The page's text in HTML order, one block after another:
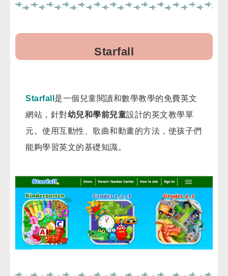
Starfall
Starfall 是一個兒童閱讀和數學教學的免費英文
網站，針對幼兒和學前兒童設計的英文教學單
元。使用互動性、歌曲和動畫的方法，使孩子們
能夠學習英文的基礎知識。